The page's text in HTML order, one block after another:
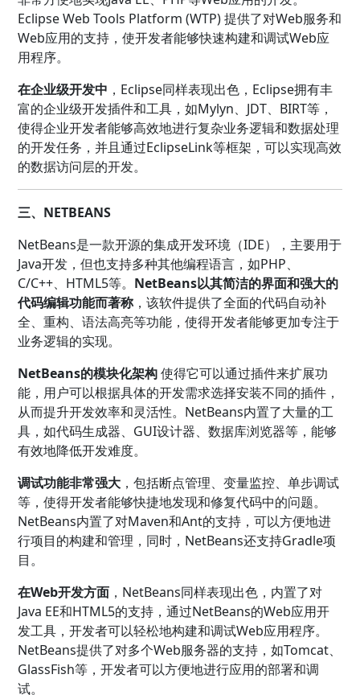
Eclipse Web Tools Platform (WTP) 提供了对Web服务和
Web应用的支持，使开发者能够快速构建和调试Web应
用程序。
在企业级开发中 ，Eclipse同样表现出色，Eclipse拥有丰
富的企业级开发插件和工具，如Mylyn、JDT、BIRT等，
使得企业开发者能够高效地进行复杂业务逻辑和数据处理
的开发任务，并且通过EclipseLink等框架，可以实现高效
的数据访问层的开发。
三、NETBEANS
NetBeans是一款开源的集成开发环境（IDE），主要用于
Java开发，但也支持多种其他编程语言，如PHP、
C/C++、HTML5等。 NetBeans以其简洁的界面和强大的
代码编辑功能而著称，该软件提供了全面的代码自动补
全、重构、语法高亮等功能，使得开发者能够更加专注于
业务逻辑的实现。
NetBeans的模块化架构使得它可以通过插件来扩展功
能，用户可以根据具体的开发需求选择安装不同的插件，
从而提升开发效率和灵活性。NetBeans内置了大量的工
具，如代码生成器、GUI设计器、数据库浏览器等，能够
有效地降低开发难度。
调试功能非常强大 ，包括断点管理、变量监控、单步调试
等，使得开发者能够快捷地发现和修复代码中的问题。
NetBeans内置了对Maven和Ant的支持，可以方便地进
行项目的构建和管理，同时，NetBeans还支持Gradle项
目。
在Web开发方面 ，NetBeans同样表现出色，内置了对
Java EE和HTML5的支持，通过NetBeans的Web应用开
发工具，开发者可以轻松地构建和调试Web应用程序。
NetBeans提供了对多个Web服务器的支持，如Tomcat、
GlassFish等，开发者可以方便地进行应用的部署和调
试。